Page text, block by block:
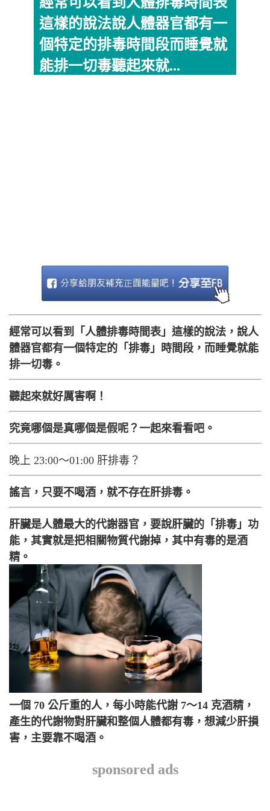
這樣的說法說人體器官都有一
個特定的排毒時間段而睡覺就
能排一切毒聽起來就...
經常可以看到「人體排毒時間表」這樣的說法，說人
體器官都有一個特定的「排毒」時間段，而睡覺就能
排一切毒。
聽起來就好厲害啊！
究竟哪個是真哪個是假呢？一起來看看吧。
晚上 23:00～01:00 肝排毒？
謠言，只要不喝酒，就不存在肝排毒。
肝臟是人體最大的代謝器官，要說肝臟的「排毒」功
能，其實就是把相關物質代謝掉，其中有毒的是酒
精。
一個 70 公斤重的人，每小時能代謝 7～14 克酒精，
產生的代謝物對肝臟和整個人體都有毒，想減少肝損
害，主要靠不喝酒。
sponsored ads